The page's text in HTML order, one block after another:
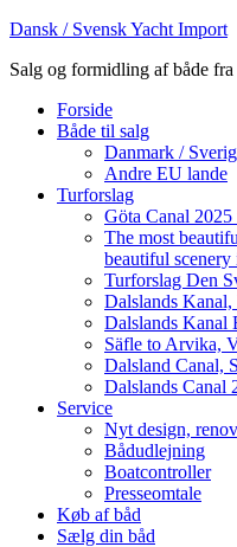
Dansk / Svensk Yacht Import
Salg og formidling af både
Forside
Både til salg
Danmark /
Andre EU lande
Turforslag
Göta Canal
The most
beautiful
Turforslag Den
Dalslands
Dalslands Kanal
Säfle to Arvika,
Dalsland Canal,
Dalslands Canal
Service
Nyt design,
Bådudlejning
Boatcontroller
Presseomtale
Køb af båd
Sælg din båd